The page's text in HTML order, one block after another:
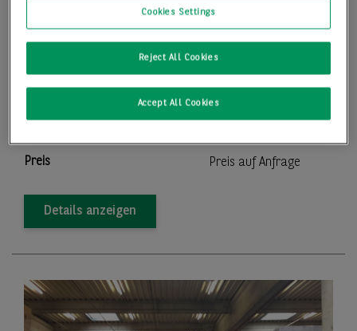
Logistikneubau in der Nähe zur BAB4
09661 Hainichen
Lager-/Produktionsfläche 12.088,00 m
Teilbar ab 864,00 m2
Preis Preis auf Anfrage
Details anzeigen
Cookies Settings
Reject All Cookies
Accept All Cookies